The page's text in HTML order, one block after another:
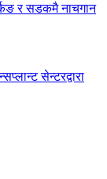
र सडकमै नाचगान
सेन्टरद्वारा